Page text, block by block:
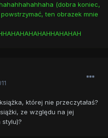
(dobra koniec,
ten obrazek mnie
której nie przeczytałaś?
ze względu na jej